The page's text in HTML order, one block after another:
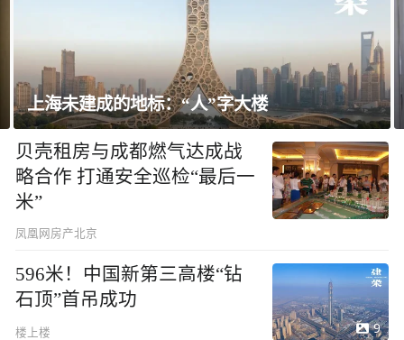
飘窗竟然能变身全屋C位 都后悔没早知道！
贝壳租房与成都燃气达成战
略合作 打通安全巡检“最后一
米”
凤凰网房产北京
596米！中国新第三高楼“钻
石顶”首吊成功
楼上楼 9